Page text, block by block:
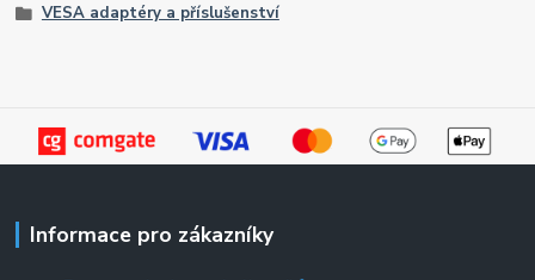
VESA adaptéry a příslušenství
Informace pro zákazníky